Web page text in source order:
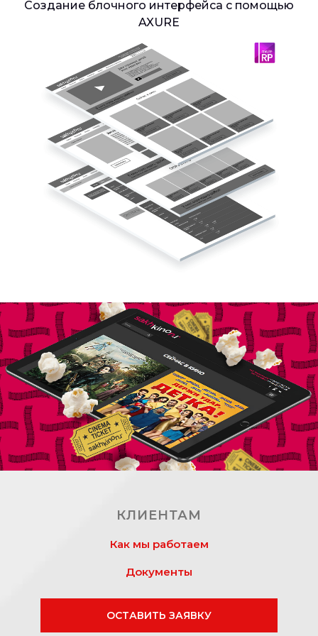
Создание блочного интерфейса с помощью
AXURE
КЛИЕНТАМ
Как мы работаем
Документы
ОСТАВИТЬ ЗАЯВКУ